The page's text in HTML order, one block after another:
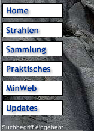
Suchbegriff eingeben: